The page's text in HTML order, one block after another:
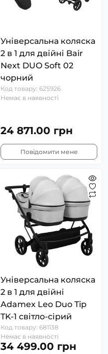
Універсальна коляска
2 в 1 для двійні Bair
Next DUO Soft 02
чорний
Код товару: 625926
Немає в наявності
24 871.00 грн
Повідомити мене
Універсальна коляска
2 в 1 для двійні
Adamex Leo Duo Tip
TK-1 світло-сірий
Код товару: 681138
Немає в наявності
34 499.00 грн